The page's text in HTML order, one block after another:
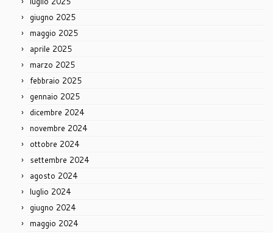
giugno 2025
maggio 2025
aprile 2025
marzo 2025
febbraio 2025
gennaio 2025
dicembre 2024
novembre 2024
ottobre 2024
settembre 2024
agosto 2024
luglio 2024
giugno 2024
maggio 2024